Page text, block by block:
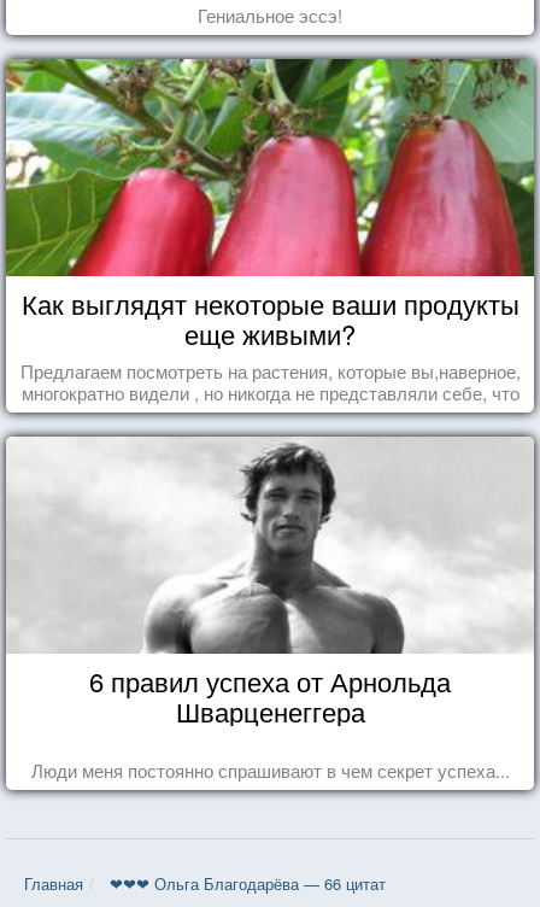
Гениальное эссэ!
Как выглядят некоторые ваши продукты
еще живыми?
Предлагаем посмотреть на растения, которые вы,наверное,
многократно видели , но никогда не представляли себе, что
употребляете их в пищу.
6 правил успеха от Арнольда
Шварценеггера
Люди меня постоянно спрашивают в чем секрет успеха...
Главная ❤❤❤ Ольга Благодарёва — 66 цитат